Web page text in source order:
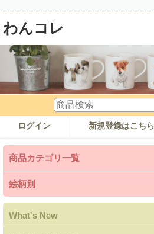
わんコレ
ログイン 新規登録はこちら
商品カテゴリ一覧
絵柄別
What's New